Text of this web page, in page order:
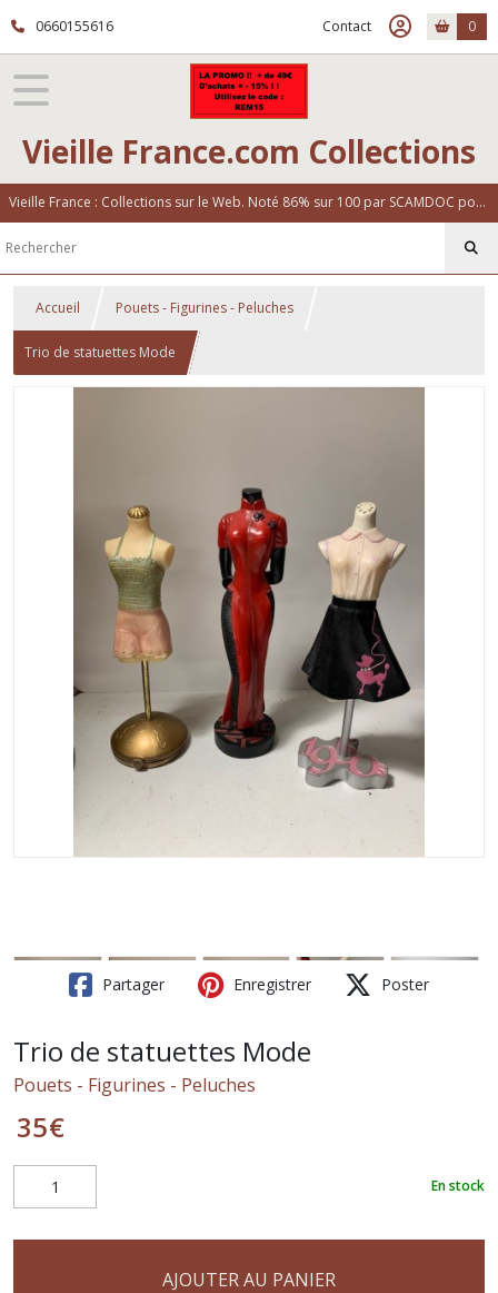
0660155616 Contact 0
Vieille France.com Collections
Vieille France : Collections sur le Web. Noté 86% sur 100 par SCAMDOC pour notre fiabilité
Accueil Pouets - Figurines - Peluches
Trio de statuettes Mode
Partager Enregistrer Poster
Trio de statuettes Mode
Pouets - Figurines - Peluches
35€
En stock
AJOUTER AU PANIER